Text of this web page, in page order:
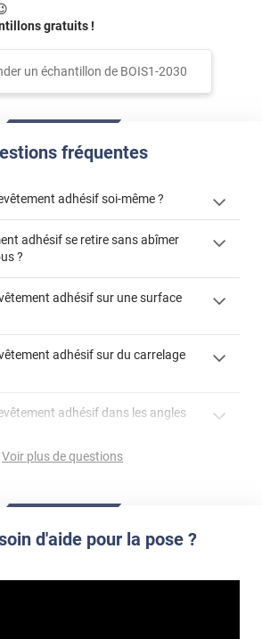
gratuits !
un échantillon de BOIS1-2030
fréquentes
adhésif soi-même ?
poser un revêtement adhésif ? »
adhésif se retire sans abîmer
?
retirez beaucoup plus facilement le
adhésif sur une surface
adhésif sur du carrelage
adhésif dans les angles
Voir plus de questions
d'aide pour la pose ?